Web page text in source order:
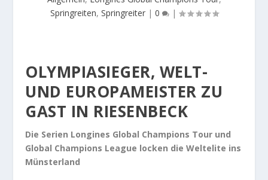
Springreiten, Springreiter| 0 |
OLYMPIASIEGER, WELT-
UND EUROPAMEISTER ZU
GAST IN RIESENBECK
Die Serien Longines Global Champions Tour und
Global Champions League locken die Weltelite ins
Münsterland